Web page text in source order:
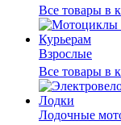
Все товары в
Курьерам
Взрослые
Все товары в
Лодки
Лодочные